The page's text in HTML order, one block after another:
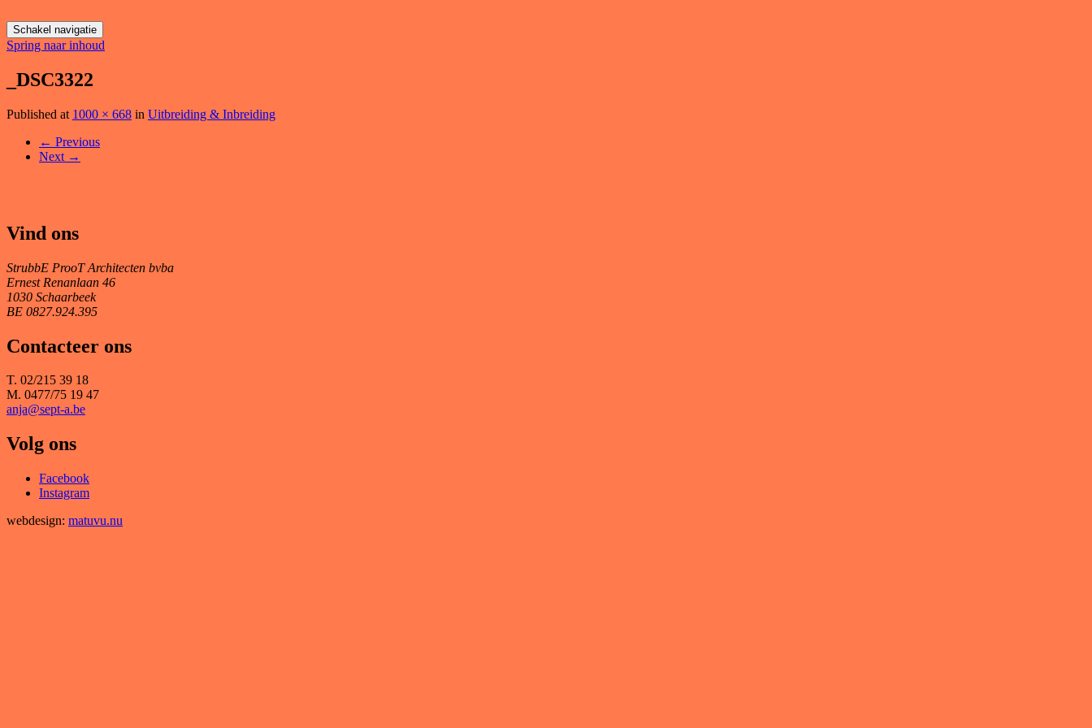
Schakel navigatie
Spring naar inhoud
_DSC3322
Published at 1000 × 668 in Uitbreiding & Inbreiding
← Previous
Next →
Vind ons
StrubbE ProoT Architecten bvba
Ernest Renanlaan 46
1030 Schaarbeek
BE 0827.924.395
Contacteer ons
T. 02/215 39 18
M. 0477/75 19 47
anja@sept-a.be
Volg ons
Facebook
Instagram
webdesign: matuvu.nu